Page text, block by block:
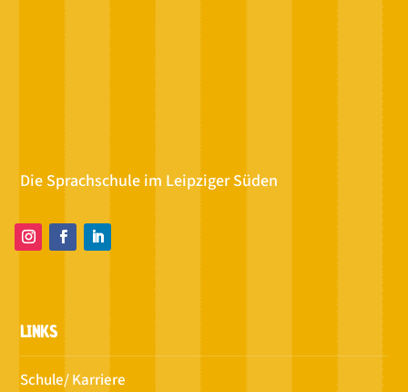
Die Sprachschule im Leipziger Süden
LINKS
Schule/ Karriere